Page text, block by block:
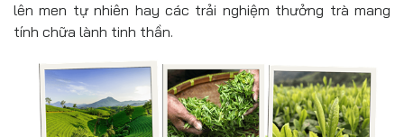
lên men tự nhiên hay các trải nghiệm thưởng trà mang
tính chữa lành tinh thần.